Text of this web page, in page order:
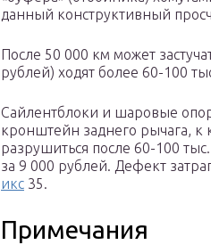
данный конструктивный
После 50 000 км может
рублей) ходят более 60-100
Сайлентблоки и шаровые
кронштейн заднего рычага, к
разрушиться после 60-100
за 9 000 рублей. Дефект
икс 35.
Примечания